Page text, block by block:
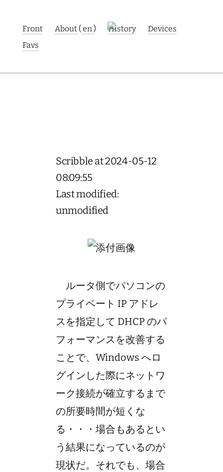
Front About (en) History
Devices
Favs
Scribble at 2024-05-12
08:09:55
Last modified:
unmodified
ルータ側でパソコンの
プライベート IP アドレ
スを指定して DHCP のパ
フォーマンスを改善する
ことで、Windows へロ
グインした際にネットワ
ーク接続が確立するまで
の所要時間が短くな
る・・・場合もあるとい
う結果になっているのが
現状だ。それでも、場合